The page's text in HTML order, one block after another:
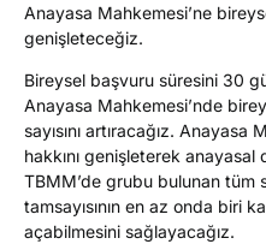
Anayasa Mahkemesi’ne
genişleteceğiz.
Bireysel başvuru süresini 30
Anayasa Mahkemesi’nde
sayısını artıracağız.
hakkını genişleterek anayasal
TBMM’de grubu bulunan tüm
tamsayısının en az onda biri
açabilmesini sağlayacağız.